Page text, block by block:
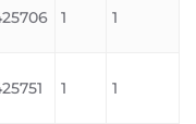
1 1
1 1